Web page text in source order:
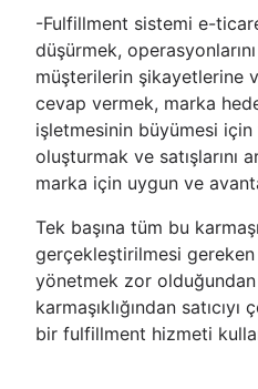
-Fulfillment sistemi e-
düşürmek,
müşterilerin şikayetlerine
cevap vermek, marka
işletmesinin büyümesi
oluşturmak ve satışlarını
marka için uygun ve
Tek başına tüm bu
gerçekleştirilmesi gereken
yönetmek zor
karmaşıklığından
bir fulfillment hizmeti